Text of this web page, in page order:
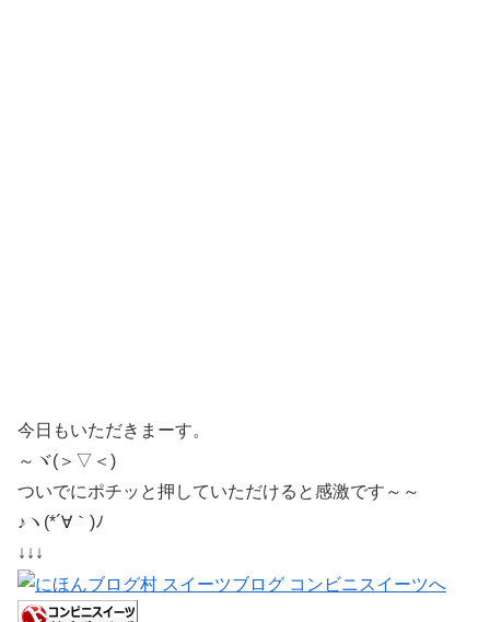
今日もいただきまーす。
～ヾ(＞▽＜)
ついでにポチッと押していただけると感激です～～
♪ヽ(*´∀｀)ﾉ
↓↓↓